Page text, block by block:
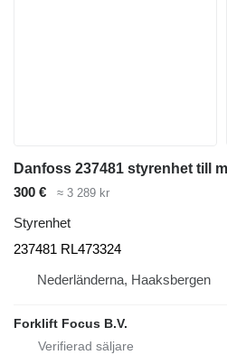
300 € ≈ 3 289 kr
Styrenhet
237481 RL473324
Nederländerna, Haaksbergen
Forklift Focus B.V.